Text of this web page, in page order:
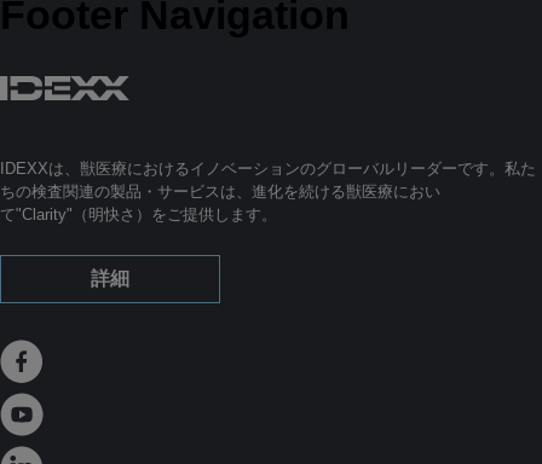
Footer Navigation
IDEXXは、獣医療におけるイノベーションのグローバルリーダーです。私た
ちの検査関連の製品・サービスは、進化を続ける獣医療におい
て"Clarity"（明快さ）をご提供します。
詳細